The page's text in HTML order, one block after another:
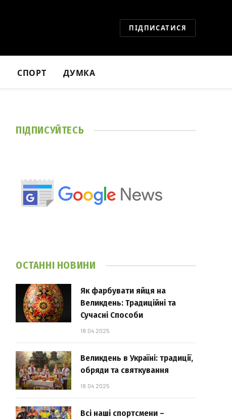
ПІДПИСАТИСЯ
СПОРТ ДУМКА
ПІДПИСУЙТЕСЬ
ОСТАННІ НОВИНИ
Як фарбувати яйця на
Великдень: Традиційні та
Сучасні Способи
18.04.2025
Великдень в Україні: традиції,
обряди та святкування
18.04.2025
Всі наші спортсмени –